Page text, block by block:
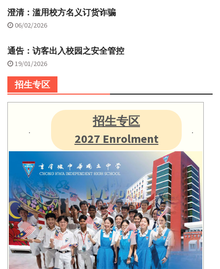
澄清：滥用校方名义订货诈骗
06/02/2026
通告：访客出入校园之安全管控
19/01/2026
招生专区
招生专区
2027 Enrolment